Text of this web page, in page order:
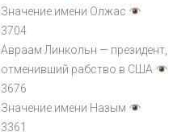
Значение имени Олжас
3704
Авраам Линкольн — президент,
отменивший рабство в США
3676
Значение имени Назым
3361